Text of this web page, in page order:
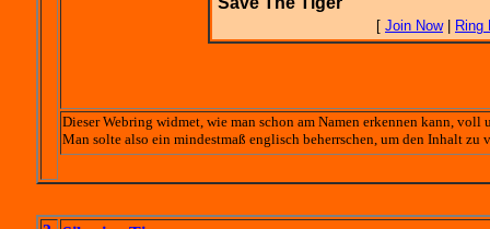
[ Join Now| Ring
Dieser Webring widmet, wie man schon am Namen erkennen kann,
Man solte also ein mindestmaß englisch beherrschen, um den Inhalt